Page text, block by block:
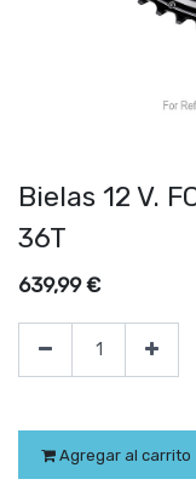
Bielas 12 V.
36T
639,99€
Agregar al carrito